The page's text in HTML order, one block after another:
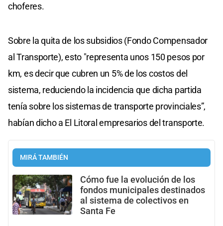
choferes.
Sobre la quita de los subsidios (Fondo Compensador
al Transporte), esto "representa unos 150 pesos por
km, es decir que cubren un 5% de los costos del
sistema, reduciendo la incidencia que dicha partida
tenía sobre los sistemas de transporte provinciales”,
habían dicho a El Litoral empresarios del transporte.
MIRÁ TAMBIÉN
Cómo fue la evolución de los
fondos municipales destinados
al sistema de colectivos en
Santa Fe